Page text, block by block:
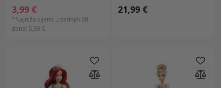
3,99 €
*Najniža cijena u zadnjih 30
dana: 5,59 €
21,99 €